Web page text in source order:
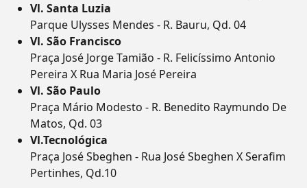
Vl. Santa Luzia
Parque Ulysses Mendes - R. Bauru, Qd. 04
Vl. São Francisco
Praça José Jorge Tamião - R. Felicíssimo Antonio
Pereira X Rua Maria José Pereira
Vl. São Paulo
Praça Mário Modesto - R. Benedito Raymundo De
Matos, Qd. 03
Vl.Tecnológica
Praça José Sbeghen - Rua José Sbeghen X Serafim
Pertinhes, Qd.10